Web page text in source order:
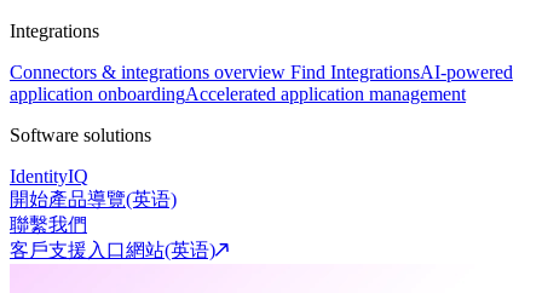
Integrations
Connectors & integrations overview Find IntegrationsAI-powered
application onboardingAccelerated application management
Software solutions
IdentityIQ
開始產品導覽(英语)
聯繫我們
客戶支援入口網站(英语)